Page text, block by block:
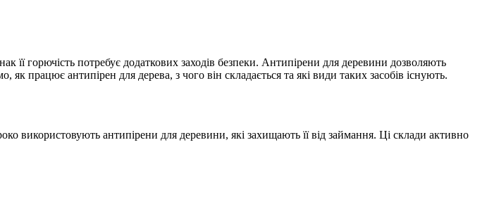
горючість потребує додаткових заходів безпеки. Антипірени для деревини дозволяють
як працює антипірен для дерева, з чого він складається та які види таких засобів існують.
використовують антипірени для деревини, які захищають її від займання. Ці склади активно